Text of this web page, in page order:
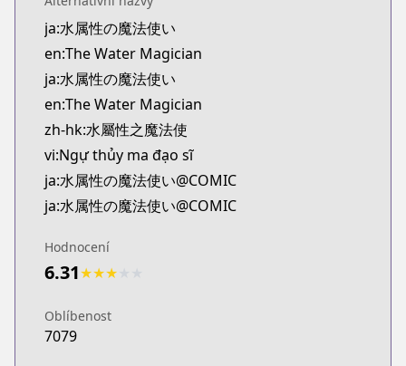
Kitsu
https://kitsu.app/manga/69143
MangaUpdates
MangaUpdates
https://www.mangaupdates.com/
novelUpdates
novelUpdates
https://www.novelupdates.com/series/water-
Book☆Walker
Book☆Walker
Official English
Official English
ja:水属性の魔法使い
en:The Water Magician
ja:水属性の魔法使い
en:The Water Magician
zh-hk:水屬性之魔法使
vi:Ngự thủy ma đạo sĩ
ja:水属性の魔法使い@COMIC
ja:水属性の魔法使い@COMIC
Hodnocení
6.31★★★
Oblíbenost
7079